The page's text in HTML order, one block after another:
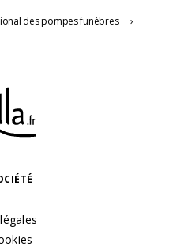
des pompes funèbres
›